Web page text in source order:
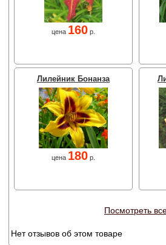
цена 160 р.
Лилейник Бонанза
цена 180 р.
Посмотреть
Нет отзывов об этом товаре